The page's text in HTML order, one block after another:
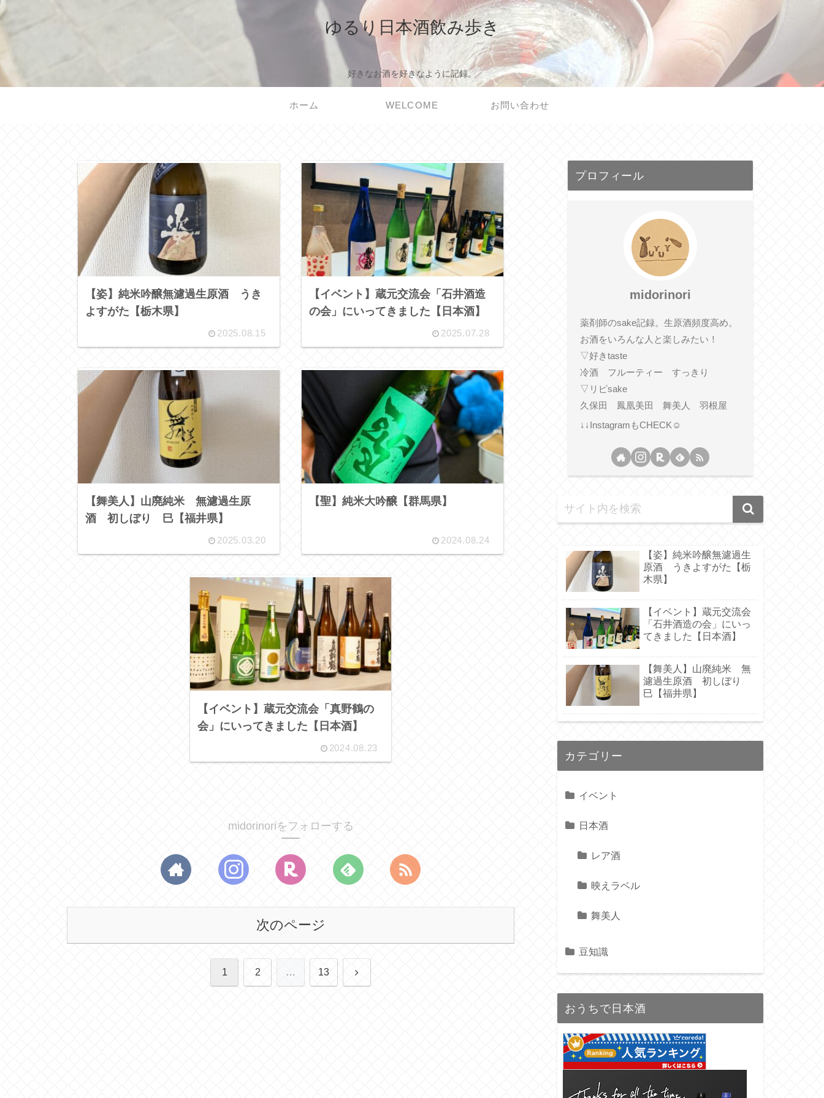
ゆるり日本酒飲み歩き
好きなお酒を好きなように記録。
ホーム WELCOME お問い合わせ
【姿】純米吟醸無濾過生原酒 うき
よすがた【栃木県】
2025.08.15
【イベント】蔵元交流会「石井酒造
の会」にいってきました【日本酒】
2025.07.28
【舞美人】山廃純米 無濾過生原
酒 初しぼり 巳【福井県】
2025.03.20
【聖】純米大吟醸【群馬県】
2024.08.24
【イベント】蔵元交流会「真野鶴の
会」にいってきました【日本酒】
2024.08.23
midorinoriをフォローする
次のページ
1 2 … 13 次
プロフィール
midorinori
薬剤師のsake記録。生原酒頻度高め。
お酒をいろんな人と楽しみたい！
▽好きtaste
冷酒 フルーティー すっきり
▽リピsake
久保田 鳳凰美田 舞美人 羽根屋
↓↓InstagramもCHECK☺
【姿】純米吟醸無濾過生
原酒 うきよすがた【栃
木県】
【イベント】蔵元交流会
「石井酒造の会」にいっ
てきました【日本酒】
【舞美人】山廃純米 無
濾過生原酒 初しぼり
巳【福井県】
カテゴリー
イベント
日本酒
レア酒
映えラベル
舞美人
豆知識
おうちで日本酒